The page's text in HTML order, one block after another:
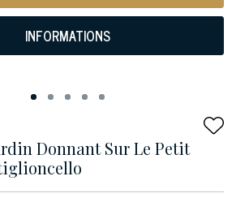
INFORMATIONS
Donnant Sur Le Petit